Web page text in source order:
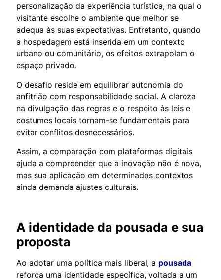
personalização da experiência turística, na qual o
visitante escolhe o ambiente que melhor se
adequa às suas expectativas. Entretanto, quando
a hospedagem está inserida em um contexto
urbano ou comunitário, os efeitos extrapolam o
espaço privado.
O desafio reside em equilibrar autonomia do
anfitrião com responsabilidade social. A clareza
na divulgação das regras e o respeito às leis e
costumes locais tornam-se fundamentais para
evitar conflitos desnecessários.
Assim, a comparação com plataformas digitais
ajuda a compreender que a inovação não é nova,
mas sua aplicação em determinados contextos
ainda demanda ajustes culturais.
A identidade da pousada e sua
proposta
Ao adotar uma política mais liberal, a pousada
reforça uma identidade específica, voltada a um